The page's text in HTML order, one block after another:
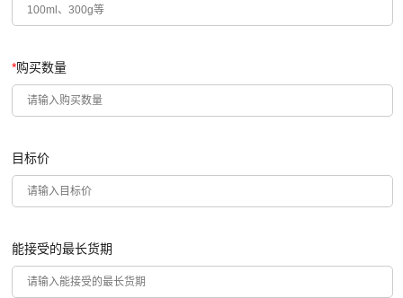
*购买数量
目标价
能接受的最长货期